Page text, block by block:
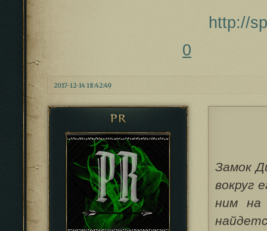
http://
0
2017-12-14 18:42:49
PR
Замок
вокруг
ним на